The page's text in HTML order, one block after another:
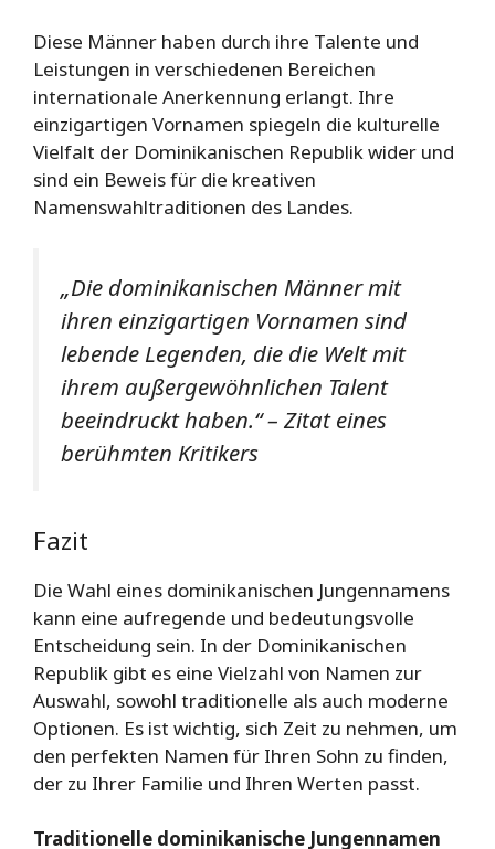
Diese Männer haben durch ihre Talente und
Leistungen in verschiedenen Bereichen
internationale Anerkennung erlangt. Ihre
einzigartigen Vornamen spiegeln die kulturelle
Vielfalt der Dominikanischen Republik wider und
sind ein Beweis für die kreativen
Namenswahltraditionen des Landes.
„Die dominikanischen Männer mit
ihren einzigartigen Vornamen sind
lebende Legenden, die die Welt mit
ihrem außergewöhnlichen Talent
beeindruckt haben.“ – Zitat eines
berühmten Kritikers
Fazit
Die Wahl eines dominikanischen Jungennamens
kann eine aufregende und bedeutungsvolle
Entscheidung sein. In der Dominikanischen
Republik gibt es eine Vielzahl von Namen zur
Auswahl, sowohl traditionelle als auch moderne
Optionen. Es ist wichtig, sich Zeit zu nehmen, um
den perfekten Namen für Ihren Sohn zu finden,
der zu Ihrer Familie und Ihren Werten passt.
Traditionelle dominikanische Jungennamen